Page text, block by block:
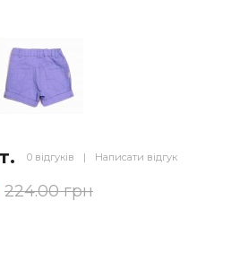
0 відгуків | Написати відгук
224.00 грн